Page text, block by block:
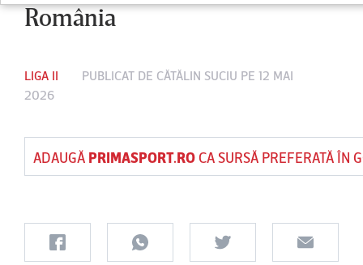
România
LIGA II PUBLICAT DE CĂTĂLIN SUCIU PE 12 MAI
2026
ADAUGĂ PRIMASPORT.ROCA SURSĂ PREFERATĂ ÎN